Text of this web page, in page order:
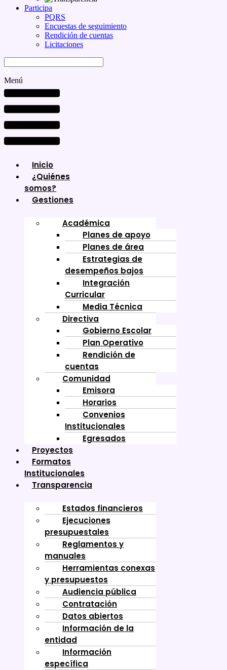
Participa
PQRS
Encuestas de seguimiento
Rendición de cuentas
Licitaciones
Menú
Inicio
¿Quiénes
somos?
Gestiones
Académica
Planes de apoyo
Planes de área
Estrategias de
desempeños bajos
Integración
Curricular
Media Técnica
Directiva
Gobierno Escolar
Plan Operativo
Rendición de
cuentas
Comunidad
Emisora
Horarios
Convenios
Institucionales
Egresados
Proyectos
Formatos
Institucionales
Transparencia
Estados financieros
Ejecuciones
presupuestales
Reglamentos y
manuales
Herramientas conexas
y presupuestos
Audiencia pública
Contratación
Datos abiertos
Información de la
entidad
Información
específica